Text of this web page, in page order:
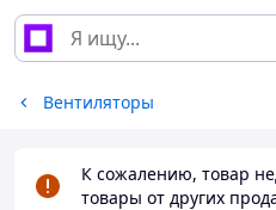
Вентиляторы
К сожалению, товар
товары от других